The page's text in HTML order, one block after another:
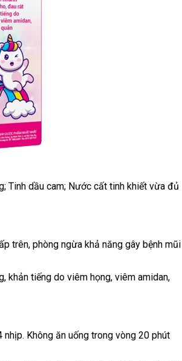
Tinh dầu cam; Nước cất tinh khiết vừa đủ
trên, phòng ngừa khả năng gây bệnh mũi
khản tiếng do viêm họng, viêm amidan,
Không ăn uống trong vòng 20 phút